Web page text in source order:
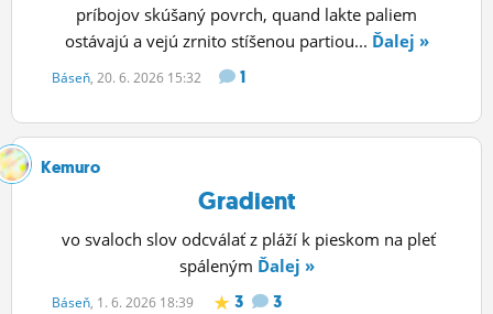
ROLETA
príbojov skúšaný povrch, quand lakte paliem
ostávajú a vejú zrnito stíšenou partiou... Ďalej »
Báseň, 20. 6. 2026 15:32 1
Kemuro
Gradient
vo svaloch slov odcválať z pláží k pieskom na pleť
spáleným Ďalej »
Báseň, 1. 6. 2026 18:39 3 3